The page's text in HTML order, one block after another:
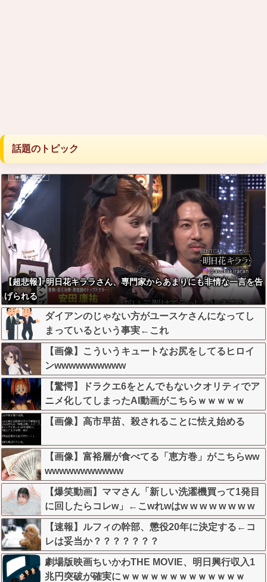
話題のトピック
【超悲報】明日花キララさん、専門家からあまりにも非情な一言を告
げられる
ダイアンのじゃない方がユースケさんになってし
まっているという事実←これ
【画像】こういうキュートなお尻をしてるヒロイ
ンwwwwwwwwww
【驚愕】ドラクエ6をとんでもないクオリティでア
ニメ化してしまったAI動画がこちらｗｗｗｗｗ
【画像】高市早苗、殺されることに怯え始める
【画像】富裕層が食べてる「恵方巻」がこちらww
wwwwwwwwwww
【爆笑動画】ママさん「新しい洗濯機買って1発目
に回したらコレw」←こwれwはw w w w w w w w
w w
【速報】ルフィの幹部、懲役20年に決定する←コ
レは妥当か？？？？？？？
劇場版映画ちいかわTHE MOVIE、明日興行収入1
兆円突破が確実にｗｗｗｗｗｗｗｗｗｗｗｗｗ